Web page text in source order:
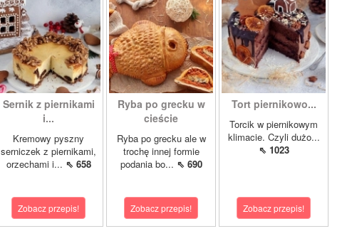
Sernik z piernikami
i...
Kremowy pyszny
serniczek z piernikami,
orzechami i... ⇖ 658
Zobacz przepis!
Ryba po grecku w
cieście
Ryba po grecku ale w
trochę innej formie
podania bo... ⇖ 690
Zobacz przepis!
Tort piernikowo...
Torcik w piernikowym
klimacie. Czyli dużo...
⇖ 1023
Zobacz przepis!